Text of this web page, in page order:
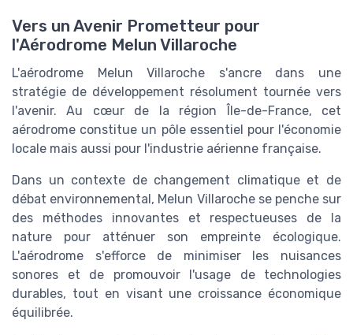
Vers un Avenir Prometteur pour
l'Aérodrome Melun Villaroche
L'aérodrome Melun Villaroche s'ancre dans une
stratégie de développement résolument tournée vers
l'avenir. Au cœur de la région Île-de-France, cet
aérodrome constitue un pôle essentiel pour l'économie
locale mais aussi pour l'industrie aérienne française.
Dans un contexte de changement climatique et de
débat environnemental, Melun Villaroche se penche sur
des méthodes innovantes et respectueuses de la
nature pour atténuer son empreinte écologique.
L'aérodrome s'efforce de minimiser les nuisances
sonores et de promouvoir l'usage de technologies
durables, tout en visant une croissance économique
équilibrée.